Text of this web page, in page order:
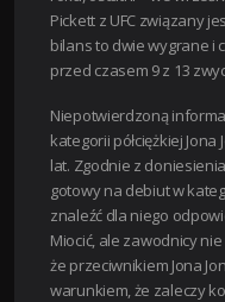
Pickett z UFC związany
bilans to dwie wygrane i
przed czasem 9 z 13
Niepotwierdzoną
kategorii półciężkiej Jona
lat. Zgodnie z
gotowy na debiut w
znaleźć dla niego
Miocić, ale zawodnicy
że przeciwnikiem Jona
warunkiem, że zaleczy